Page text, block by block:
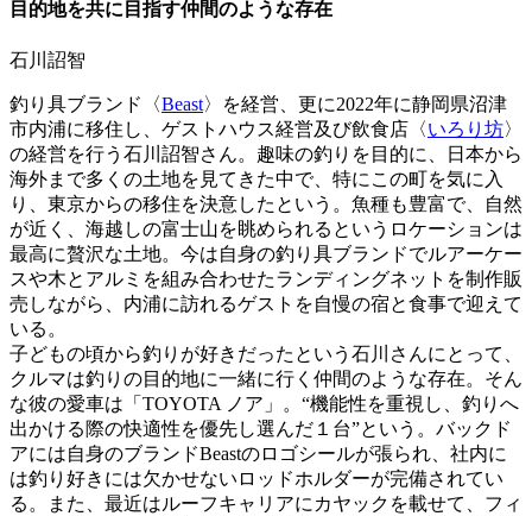
目的地を共に目指す仲間のような存在
石川詔智
釣り具ブランド〈Beast〉を経営、更に2022年に静岡県沼津
市内浦に移住し、ゲストハウス経営及び飲食店〈いろり坊〉
の経営を行う石川詔智さん。趣味の釣りを目的に、日本から
海外まで多くの土地を見てきた中で、特にこの町を気に入
り、東京からの移住を決意したという。魚種も豊富で、自然
が近く、海越しの富士山を眺められるというロケーションは
最高に贅沢な土地。今は自身の釣り具ブランドでルアーケー
スや木とアルミを組み合わせたランディングネットを制作販
売しながら、内浦に訪れるゲストを自慢の宿と食事で迎えて
いる。
子どもの頃から釣りが好きだったという石川さんにとって、
クルマは釣りの目的地に一緒に行く仲間のような存在。そん
な彼の愛車は「TOYOTA ノア」。“機能性を重視し、釣りへ
出かける際の快適性を優先し選んだ１台”という。バックド
アには自身のブランドBeastのロゴシールが張られ、社内に
は釣り好きには欠かせないロッドホルダーが完備されてい
る。また、最近はルーフキャリアにカヤックを載せて、フィ